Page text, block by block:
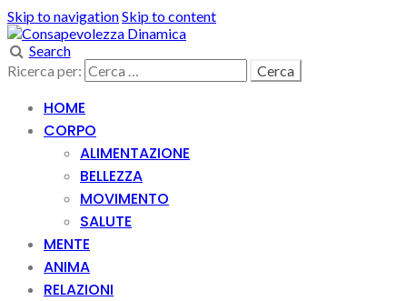
Skip to navigationSkip to content
Search
Ricerca per:
HOME
CORPO
ALIMENTAZIONE
BELLEZZA
MOVIMENTO
SALUTE
MENTE
ANIMA
RELAZIONI